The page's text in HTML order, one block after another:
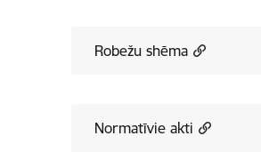
Robežu shēma
Normatīvie akti